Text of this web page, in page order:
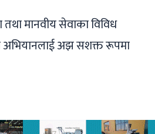
मानवीय सेवाका विविध
अभियानलाई अझ सशक्त रूपमा